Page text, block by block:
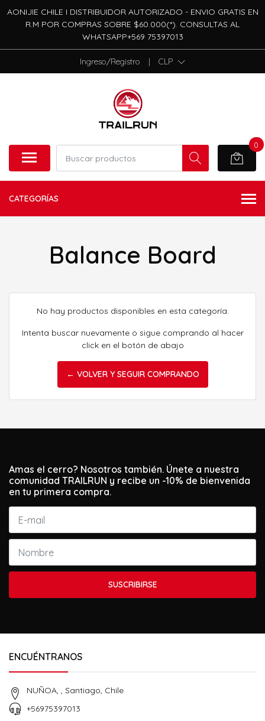
AONIJIE CHILE I DISTRIBUIDOR AUTORIZADO - ENVIO GRATIS EN
R.M POR COMPRAS SOBRE $60.000(*). CONSULTAS AL
WHATSAPP+569 75397013
Ingreso/Registro | CLP
0
CATEGORÍAS
Balance Board
No hay productos disponibles en esta categoría.
Intenta buscar nuevamente o sigue comprando al hacer
click en el botón de abajo
← VOLVER Y SEGUIR COMPRANDO
Amas el cerro? Nosotros también. Únete a nuestra
comunidad TRAILRUN y recibe un -10% de bienvenida
en tu primera compra.
SUSCRIBIRSE
ENCUÉNTRANOS
NUÑOA, , Santiago, Chile
+56975397013